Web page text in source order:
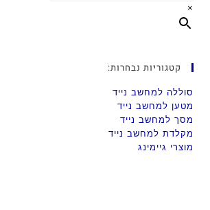
×
קטגוריות נבחרות:
סוללה למחשב נייד
מטען למחשב נייד
מסך למחשב נייד
מקלדת למחשב נייד
מוצרי גיימינג